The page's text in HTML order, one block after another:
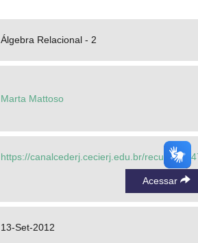
Álgebra Relacional - 2
Marta Mattoso
https://canalcederj.cecierj.edu.br/recurso/
Acessar
13-Set-2012